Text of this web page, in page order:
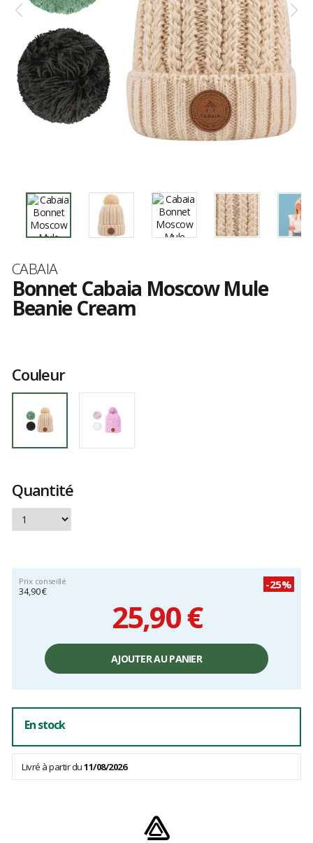
Marque
CABAIA
Bonnet Cabaia Moscow Mule
Beanie Cream
Couleur
Quantité
Prix conseillé
34,90 €
-25%
25,90 €
unitaire,
AJOUTER AU PANIER
En stock
Livré à partir du11/08/2026